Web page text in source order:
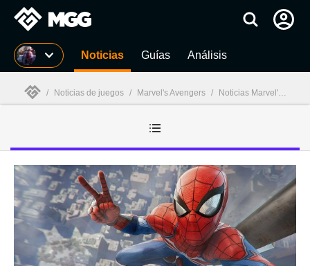
MGG Noticias Guías Análisis
/ Noticias de juegos / Marvel's Avengers / Noticias Marvel's Avengers